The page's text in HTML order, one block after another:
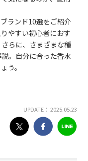
ランド10選をご紹介
やすい初心者におす
らに、さまざまな種
。自分に合った香水
う。
UPDATE： 2025.05.23